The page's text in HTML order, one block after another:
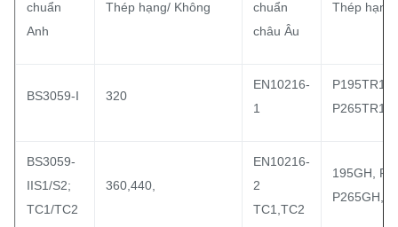
chuẩn
Anh
Thép hạng/ Không
chuẩn
châu Âu
Thép
BS3059-I 320
EN10216-
1
P195TR1/
P265TR1/
BS3059-
IIS1/S2;
TC1/TC2
360,440,
EN10216-
2
TC1,TC2
195GH,
P265GH,